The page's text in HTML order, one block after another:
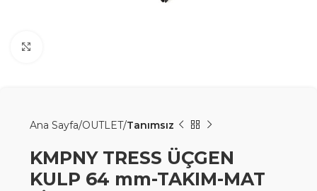
Ana Sayfa OUTLET Tanımsız
KMPNY TRESS ÜÇGEN
KULP 64 mm-TAKIM-MAT